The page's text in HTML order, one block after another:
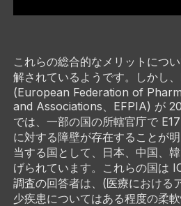
これらの総合的なメリットにつ
解されているようです。しかし
(European Federation of
and Associations、EFPIA) が
では、一部の国の所轄官庁で
に対する障壁が存在することが
当する国として、日本、中国、
げられています。これらの国は
調査の回答者は、(医療における
少疾患についてはある程度の柔